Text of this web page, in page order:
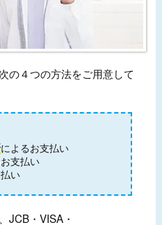
の４つの方法をご用意して
によるお支払い
支払い
い
JCB・VISA・